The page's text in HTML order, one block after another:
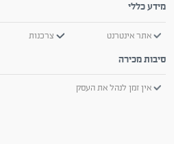
מידע כללי
אתר אינטרנט צרכנות
סיבות מכירה
אין זמן לנהל את העסק